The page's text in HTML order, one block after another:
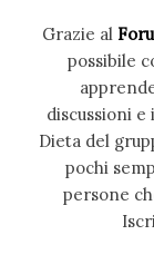
Grazie al
possibile
discussioni
Dieta del
pochi
persone